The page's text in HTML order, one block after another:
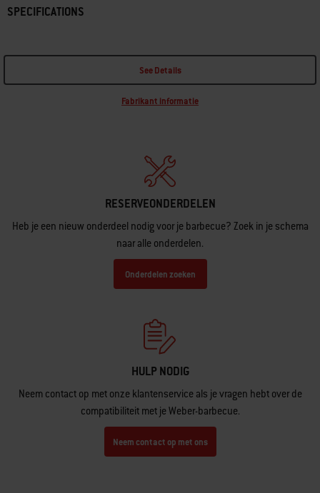
SPECIFICATIONS
See Details
Fabrikant informatie
RESERVEONDERDELEN
Heb je een nieuw onderdeel nodig voor je barbecue? Zoek in je schema
naar alle onderdelen.
Onderdelen zoeken
HULP NODIG
Neem contact op met onze klantenservice als je vragen hebt over de
compatibiliteit met je Weber-barbecue.
Neem contact op met ons